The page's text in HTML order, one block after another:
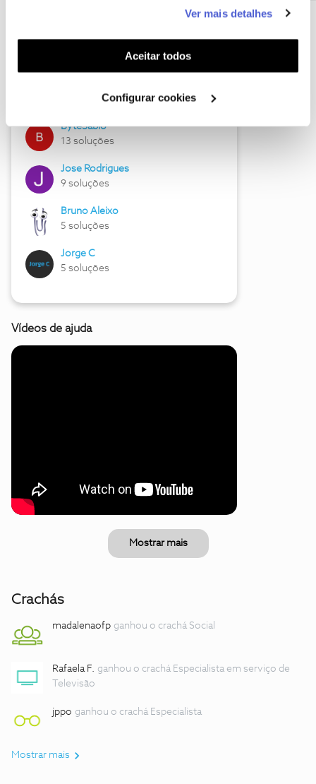
funcionalidades (cookies de personalização e
funcionalidade) e adaptar anúncios aos seus interesses
(cookies de publicidade personalizada). Pode gerir a
utilização dos cookies clicando em "Configurar
Ver mais detalhes
Aceitar todos
Configurar cookies
Hall of Fame de julho
17 soluções
ByteSábio
13 soluções
Jose Rodrigues
9 soluções
Bruno Aleixo
5 soluções
Jorge C
5 soluções
Vídeos de ajuda
Mostrar mais
Crachás
madalenaofp ganhou o crachá Social
Rafaela F. ganhou o crachá Especialista em serviço de
Televisão
jppo ganhou o crachá Especialista
Mostrar mais